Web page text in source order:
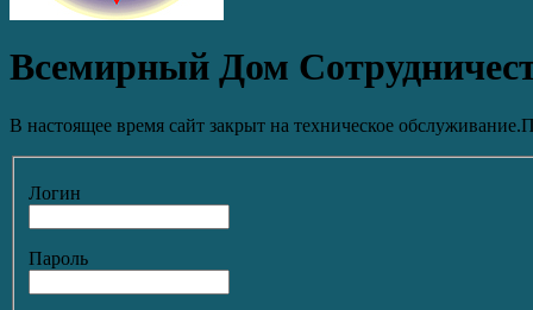
Всемирный Дом
В настоящее время сайт закрыт на техническое
Логин
Пароль